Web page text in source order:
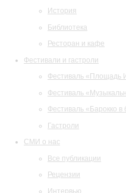
История
Библиотека
Ресторан и кафе
Фестивали и гастроли
Фестиваль «Площадь
Фестиваль
Фестиваль «Барокко в
Гастроли
СМИ о нас
Все публикации
Рецензии
Интервью